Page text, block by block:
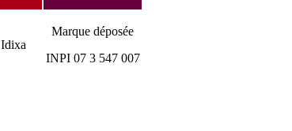
Idixa
Marque déposée
INPI 07 3 547 007